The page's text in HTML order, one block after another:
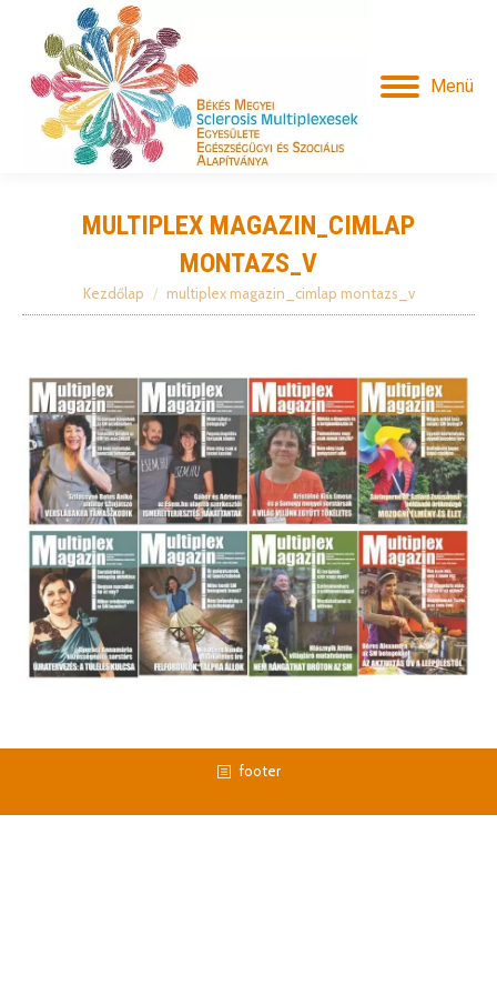
Menü
MULTIPLEX MAGAZIN_CIMLAP
MONTAZS_V
Itt vagy:
Kezdőlap multiplex magazin_cimlap montazs_v
footer